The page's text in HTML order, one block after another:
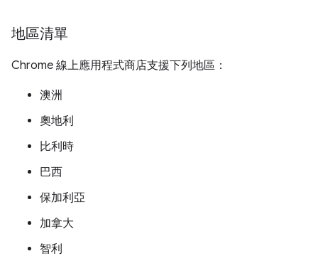
地區清單
Chrome 線上應用程式商店支援下列地區：
澳洲
奧地利
比利時
巴西
保加利亞
加拿大
智利